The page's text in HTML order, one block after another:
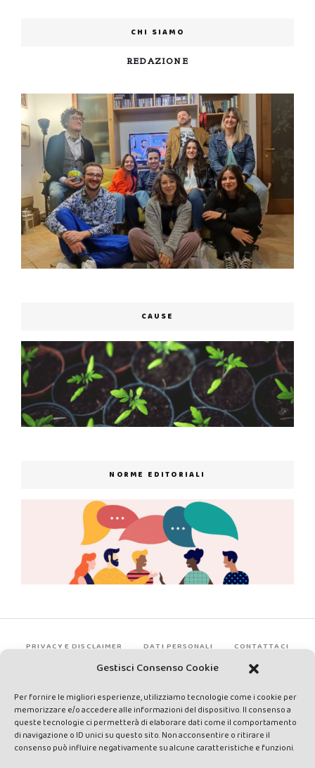
Gestisci Consenso Cookie
Per fornire le migliori esperienze, utilizziamo tecnologie come i cookie per
memorizzare e/o accedere alle informazioni del dispositivo. Il consenso a
queste tecnologie ci permetterà di elaborare dati come il comportamento
di navigazione o ID unici su questo sito. Non acconsentire o ritirare il
consenso può influire negativamente su alcune caratteristiche e funzioni.
CHI SIAMO
REDAZIONE
CAUSE
NORME EDITORIALI
PRIVACY E DISCLAIMER DATI PERSONALI CONTATTACI